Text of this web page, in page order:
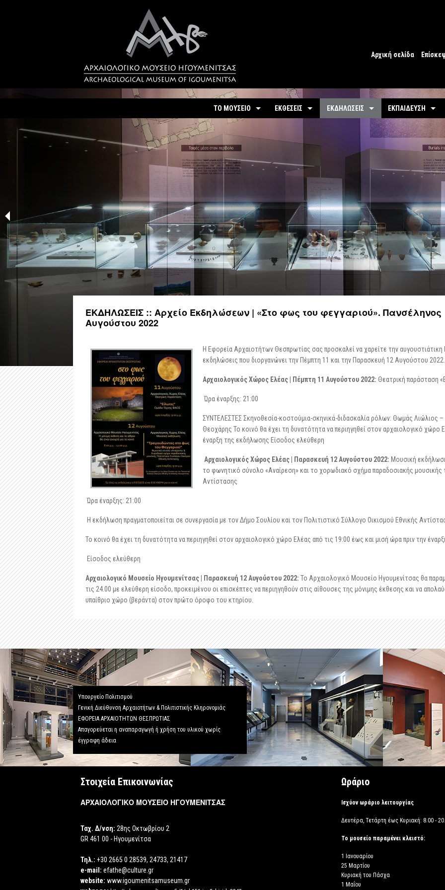
Αρχική σελίδα
Σχόλια
ΤΟ ΜΟΥΣΕΙΟ
Ταυτότητα / Ιστορία
Σύντομη περιήγηση
Δραστηριότητες
ΕΚΘΕΣΕΙΣ
Αίθουσες / Ενότητες
- Βίντεο - Εικονική περιήγηση
Εκθέματα / Χρονολόγιο
Έκθεμα του Μήνα
Περιοδικές / Φιλοξενούμενες
Περιοδεύουσες
Συμμετοχές
ΕΚΔΗΛΩΣΕΙΣ
Αρχείο Εκδηλώσεων
ΕΚΠΑΙΔΕΥΣΗ
Προγράμματα
-Μόνιμα
-Εκπαιδευτικές
Αρχείο
Ψηφιακές Δράσεις
Επισκέψεις
Ο Χώρος σας
- Δημιουργίες
ΕΚΔΗΛΩΣΕΙΣ :: Αρχείο Εκδηλώσεων | «Στο φως του φεγγαριού». Πανσέληνος
Αυγούστου 2022
Η Εφορεία Αρχαιοτήτων Θεσπρωτίας σας προσκαλεί να χαρείτε την
εκδηλώσεις που διοργανώνει την Πέμπτη 11 και την Παρασκευή 12 Αυγούστου 2022.
Αρχαιολογικός Χώρος Ελέας | Πέμπτη 11 Αυγούστου 2022: Θεατρική παράσταση
Ώρα έναρξης: 21:00
ΣΥΝΤΕΛΕΣΤΕΣ Σκηνοθεσία-κοστούμια-σκηνικά-διδασκαλία ρόλων: Θωμάς Λιώλιος
Θεοχάρης Το κοινό θα έχει τη δυνατότητα να περιηγηθεί στον αρχαιολογικό χώρο
έναρξη της εκδήλωσης Είσοδος ελεύθερη
Αρχαιολογικός Χώρος Ελέας | Παρασκευή 12 Αυγούστου 2022: Μουσική
το φωνητικό σύνολο «Αναίρεση» και το χορωδιακό σχήμα παραδοσιακής μουσικής
Αντίστασης
Ώρα έναρξης: 21:00
Η εκδήλωση πραγματοποιείται σε συνεργασία με τον Δήμο Σουλίου και τον Πολιτιστικό Σύλλογο Οικισμού Εθνικής
Το κοινό θα έχει τη δυνατότητα να περιηγηθεί στον αρχαιολογικό χώρο Ελέας από τις 19:00 έως και μισή ώρα πριν την
Είσοδος ελεύθερη
Αρχαιολογικό Μουσείο Ηγουμενίτσας | Παρασκευή 12 Αυγούστου 2022: Το Αρχαιολογικό Μουσείο Ηγουμενίτσας θα
τις 24.00 με ελεύθερη είσοδο, προκειμένου οι επισκέπτες να περιηγηθούν στις αίθουσες της μόνιμης έκθεσης και να
υπαίθριο χώρο (βεράντα) στον πρώτο όροφο του κτηρίου.
Υπουργείο Πολιτισμού
Γενική Διεύθυνση Αρχαιοτήτων & Πολιτιστικής Κληρονομιάς
ΕΦΟΡΕΙΑ ΑΡΧΑΙΟΤΗΤΩΝ ΘΕΣΠΡΩΤΙΑΣ
Απαγορεύεται η αναπαραγωγή ή χρήση του υλικού χωρίς
έγγραφη άδεια
Στοιχεία Επικοινωνίας
ΑΡΧΑΙΟΛΟΓΙΚΟ ΜΟΥΣΕΙΟ ΗΓΟΥΜΕΝΙΤΣΑΣ
Ταχ. Δ/νση: 28ης Οκτωβρίου 2
GR 461 00 - Ηγουμενίτσα
Τηλ.: +30 2665 0 28539, 24733, 21417
e-mail: efathe@culture.gr
website: www.igoumenitsamuseum.gr
Ωράριο
Ισχύον ωράριο λειτουργίας
Δευτέρα, Τετάρτη έως Κυριακή: 8.00 -
Το μουσείο παραμένει κλειστό:
1 Ιανουαρίου
25 Μαρτίου
Κυριακή του Πάσχα
1 Μαΐου